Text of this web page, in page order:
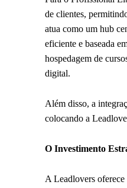
de clientes,
atua como um hub
eficiente e baseada
hospedagem de
digital.
Além disso, a
colocando a
O Investimento
A Leadlovers oferece